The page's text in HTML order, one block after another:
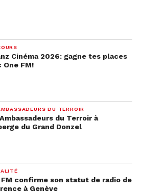
Cinéma 2026: gagne tes places
One FM!
DU TERROIR
du Terroir à
du Grand Donzel
FM confirme son statut de radio de
à Genève